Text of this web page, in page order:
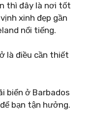
thì đây là nơi tốt
xinh đẹp gần
nổi tiếng.
là điều cần thiết
biển ở Barbados
bạn tận hưởng.